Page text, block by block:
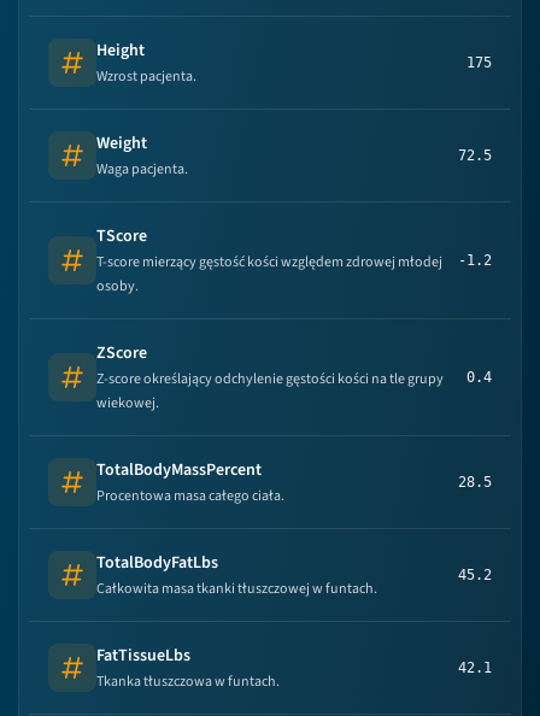
Number
Height
Wzrost pacjenta.
175
Number
Weight
Waga pacjenta.
72.5
Number
TScore
T-score mierzący gęstość kości względem zdrowej młodej
osoby.
-1.2
Number
ZScore
Z-score określający odchylenie gęstości kości na tle grupy
wiekowej.
0.4
Number
TotalBodyMassPercent
Procentowa masa całego ciała.
28.5
Number
TotalBodyFatLbs
Całkowita masa tkanki tłuszczowej w funtach.
45.2
Number
FatTissueLbs
Tkanka tłuszczowa w funtach.
42.1